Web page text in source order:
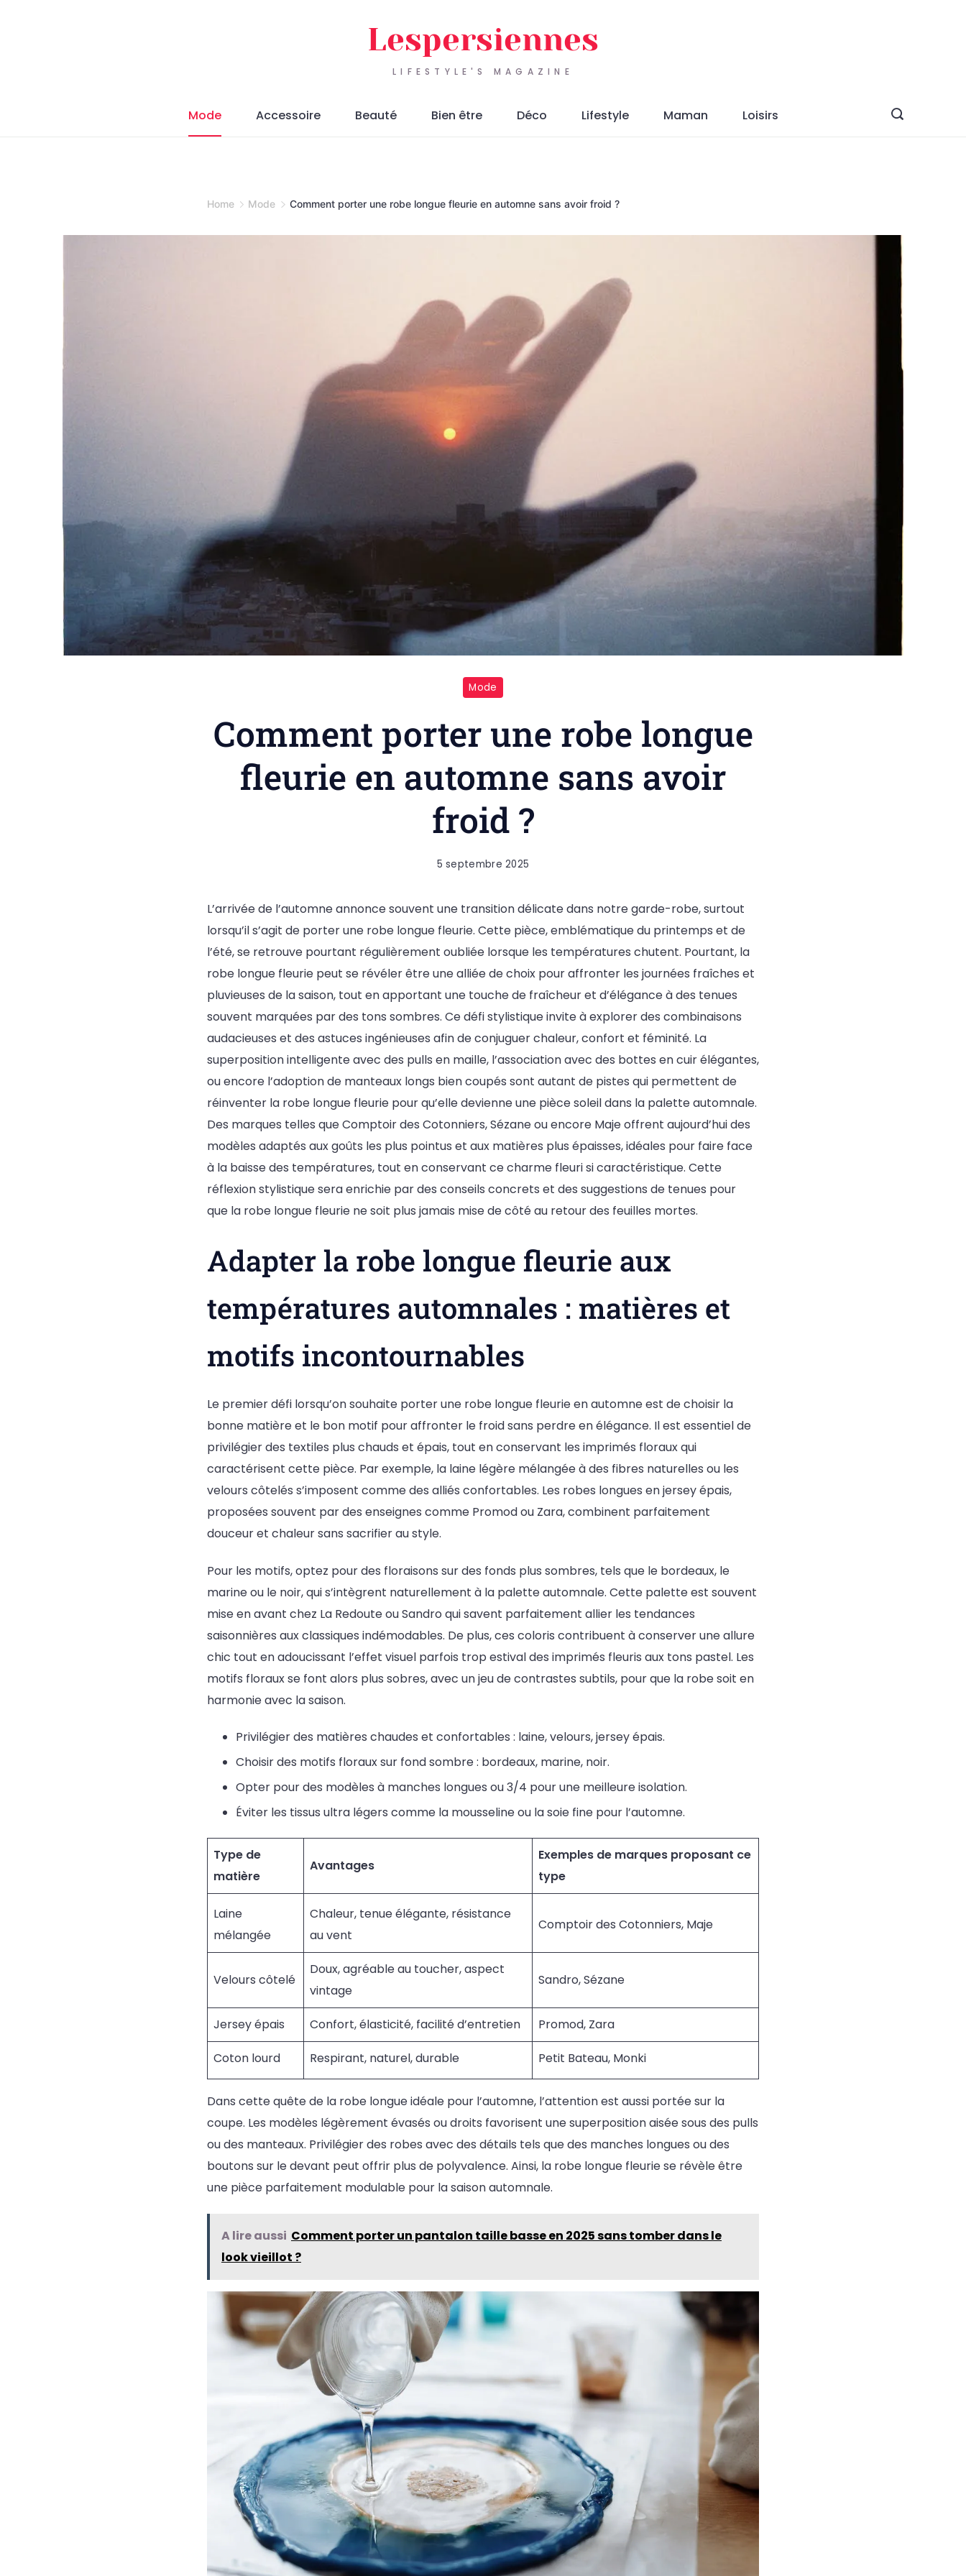
LIFESTYLE'S MAGAZINE
Lespersiennes
Mode Accessoire Beauté Bien être Déco Lifestyle Maman Loisirs
Home Mode Comment porter une robe longue fleurie en automne sans avoir froid ?
Mode
Comment porter une robe longue
fleurie en automne sans avoir
froid ?
5 septembre 2025
L’arrivée de l’automne annonce souvent une transition délicate dans notre garde-robe, surtout
lorsqu’il s’agit de porter une robe longue fleurie. Cette pièce, emblématique du printemps et de
l’été, se retrouve pourtant régulièrement oubliée lorsque les températures chutent. Pourtant, la
robe longue fleurie peut se révéler être une alliée de choix pour affronter les journées fraîches et
pluvieuses de la saison, tout en apportant une touche de fraîcheur et d’élégance à des tenues
souvent marquées par des tons sombres. Ce défi stylistique invite à explorer des combinaisons
audacieuses et des astuces ingénieuses afin de conjuguer chaleur, confort et féminité. La
superposition intelligente avec des pulls en maille, l’association avec des bottes en cuir élégantes,
ou encore l’adoption de manteaux longs bien coupés sont autant de pistes qui permettent de
réinventer la robe longue fleurie pour qu’elle devienne une pièce soleil dans la palette automnale.
Des marques telles que Comptoir des Cotonniers, Sézane ou encore Maje offrent aujourd’hui des
modèles adaptés aux goûts les plus pointus et aux matières plus épaisses, idéales pour faire face
à la baisse des températures, tout en conservant ce charme fleuri si caractéristique. Cette
réflexion stylistique sera enrichie par des conseils concrets et des suggestions de tenues pour
que la robe longue fleurie ne soit plus jamais mise de côté au retour des feuilles mortes.
Adapter la robe longue fleurie aux
températures automnales : matières et
motifs incontournables
Le premier défi lorsqu’on souhaite porter une robe longue fleurie en automne est de choisir la
bonne matière et le bon motif pour affronter le froid sans perdre en élégance. Il est essentiel de
privilégier des textiles plus chauds et épais, tout en conservant les imprimés floraux qui
caractérisent cette pièce. Par exemple, la laine légère mélangée à des fibres naturelles ou les
velours côtelés s’imposent comme des alliés confortables. Les robes longues en jersey épais,
proposées souvent par des enseignes comme Promod ou Zara, combinent parfaitement
douceur et chaleur sans sacrifier au style.
Pour les motifs, optez pour des floraisons sur des fonds plus sombres, tels que le bordeaux, le
marine ou le noir, qui s’intègrent naturellement à la palette automnale. Cette palette est souvent
mise en avant chez La Redoute ou Sandro qui savent parfaitement allier les tendances
saisonnières aux classiques indémodables. De plus, ces coloris contribuent à conserver une allure
chic tout en adoucissant l’effet visuel parfois trop estival des imprimés fleuris aux tons pastel. Les
motifs floraux se font alors plus sobres, avec un jeu de contrastes subtils, pour que la robe soit en
harmonie avec la saison.
Privilégier des matières chaudes et confortables : laine, velours, jersey épais.
Choisir des motifs floraux sur fond sombre : bordeaux, marine, noir.
Opter pour des modèles à manches longues ou 3/4 pour une meilleure isolation.
Éviter les tissus ultra légers comme la mousseline ou la soie fine pour l’automne.
Type de
matière
Avantages
Exemples de marques proposant ce
type
Laine
mélangée
Chaleur, tenue élégante, résistance
au vent
Comptoir des Cotonniers, Maje
Velours côtelé
Doux, agréable au toucher, aspect
vintage
Sandro, Sézane
Jersey épais Confort, élasticité, facilité d’entretien Promod, Zara
Coton lourd Respirant, naturel, durable Petit Bateau, Monki
Dans cette quête de la robe longue idéale pour l’automne, l’attention est aussi portée sur la
coupe. Les modèles légèrement évasés ou droits favorisent une superposition aisée sous des pulls
ou des manteaux. Privilégier des robes avec des détails tels que des manches longues ou des
boutons sur le devant peut offrir plus de polyvalence. Ainsi, la robe longue fleurie se révèle être
une pièce parfaitement modulable pour la saison automnale.
A lire aussi Comment porter un pantalon taille basse en 2025 sans tomber dans le
look vieillot ?